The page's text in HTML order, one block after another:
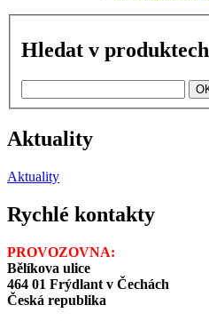
Hledat v produktech
Aktuality
Aktuality
Rychlé kontakty
PROVOZOVNA:
Bělíkova ulice
464 01 Frýdlant v Čechách
Česká republika